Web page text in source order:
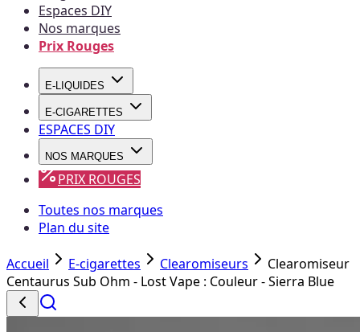
Espaces DIY
Nos marques
Prix Rouges
E-LIQUIDES
E-CIGARETTES
ESPACES DIY
NOS MARQUES
PRIX ROUGES
Toutes nos marques
Plan du site
Accueil E-cigarettes Clearomiseurs
Clearomiseur
Centaurus Sub Ohm - Lost Vape : Couleur - Sierra Blue